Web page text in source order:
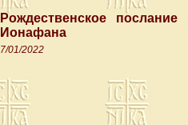
Рождественское
Ионафана
7/01/2022